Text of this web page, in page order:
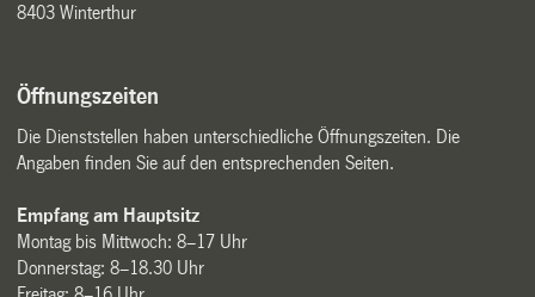
8403 Winterthur
Öffnungszeiten
Die Dienststellen haben unterschiedliche Öffnungszeiten. Die
Angaben finden Sie auf den entsprechenden Seiten.
Empfang am Hauptsitz
Montag bis Mittwoch: 8–17 Uhr
Donnerstag: 8–18.30 Uhr